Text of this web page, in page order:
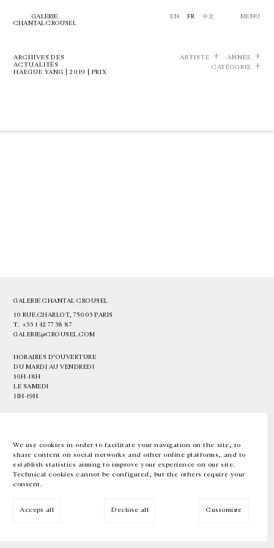
We use cookies in order to facilitate your navigation on the site, to
share content on social networks and other online platforms, and to
establish statistics aiming to improve your experience on our site.
Technical cookies cannot be configured, but the others require your
consent.
Accept all Decline all Customize
GALERIE
CHANTAL CROUSEL
EN FR 中文 MENU
ARCHIVES DES
ACTUALITÉS
HAEGUE YANG | 2019 | PRIX
ARTISTE
ANNÉE
CATÉGORIE
GALERIE CHANTAL CROUSEL
10 RUE CHARLOT, 75003 PARIS
T. +33 1 42 77 38 87
GALERIE@CROUSEL.COM
HORAIRES D'OUVERTURE
DU MARDI AU VENDREDI
10H-18H
LE SAMEDI
11H-19H
EN FR 中文 Facebook Instagram
Inscrivez-vous à notre newsletter